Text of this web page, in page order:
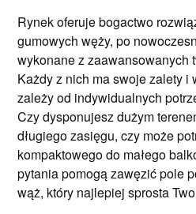
Rynek oferuje bogactwo
gumowych węży, po
wykonane z zaawansowanych
Każdy z nich ma swoje zalety i
zależy od indywidualnych
Czy dysponujesz dużym
długiego zasięgu, czy może
kompaktowego do małego
pytania pomogą zawęzić pole
wąż, który najlepiej sprosta